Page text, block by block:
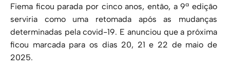
Fiema ficou parada por cinco anos, então, a 9ª edição
serviria como uma retomada após as mudanças
determinadas pela covid-19. E anunciou que a próxima
ficou marcada para os dias 20, 21 e 22 de maio de
2025.